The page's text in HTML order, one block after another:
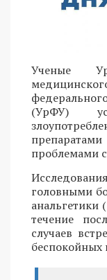
Ученые
(УрФУ)
проблемами
головными
анальгетики
течение
случаев
беспокойных